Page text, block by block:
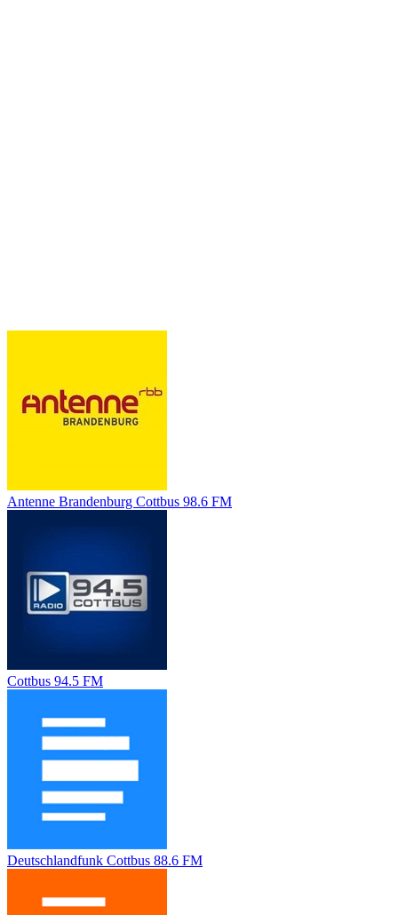
Antenne Brandenburg Cottbus 98.6 FM
Cottbus 94.5 FM
Deutschlandfunk Cottbus 88.6 FM